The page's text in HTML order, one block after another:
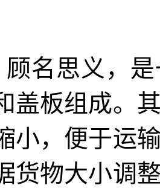
顾名思义，
盖板组成。
小，便于运
货物大小调